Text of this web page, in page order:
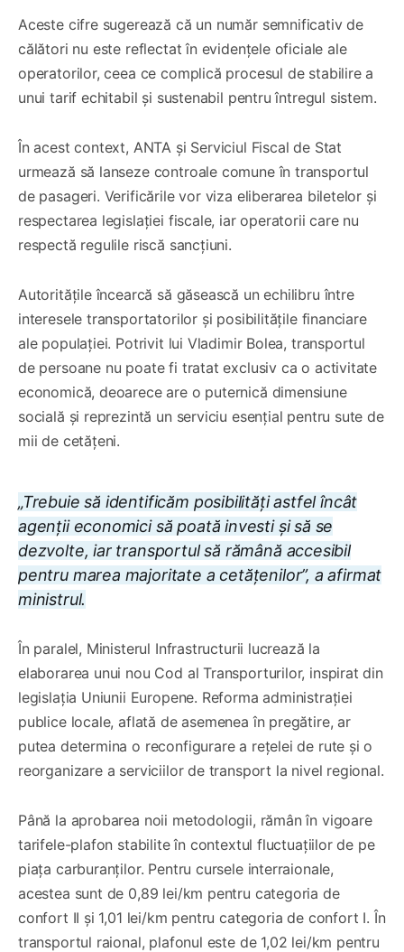
Aceste cifre sugerează că un număr semnificativ de
călători nu este reflectat în evidențele oficiale ale
operatorilor, ceea ce complică procesul de stabilire a
unui tarif echitabil și sustenabil pentru întregul sistem.
În acest context, ANTA și Serviciul Fiscal de Stat
urmează să lanseze controale comune în transportul
de pasageri. Verificările vor viza eliberarea biletelor și
respectarea legislației fiscale, iar operatorii care nu
respectă regulile riscă sancțiuni.
Autoritățile încearcă să găsească un echilibru între
interesele transportatorilor și posibilitățile financiare
ale populației. Potrivit lui Vladimir Bolea, transportul
de persoane nu poate fi tratat exclusiv ca o activitate
economică, deoarece are o puternică dimensiune
socială și reprezintă un serviciu esențial pentru sute de
mii de cetățeni.
„Trebuie să identificăm posibilități astfel încât
agenții economici să poată investi și să se
dezvolte, iar transportul să rămână accesibil
pentru marea majoritate a cetățenilor”, a afirmat
ministrul.
În paralel, Ministerul Infrastructurii lucrează la
elaborarea unui nou Cod al Transporturilor, inspirat din
legislația Uniunii Europene. Reforma administrației
publice locale, aflată de asemenea în pregătire, ar
putea determina o reconfigurare a rețelei de rute și o
reorganizare a serviciilor de transport la nivel regional.
Până la aprobarea noii metodologii, rămân în vigoare
tarifele-plafon stabilite în contextul fluctuațiilor de pe
piața carburanților. Pentru cursele interraionale,
acestea sunt de 0,89 lei/km pentru categoria de
confort II și 1,01 lei/km pentru categoria de confort I. În
transportul raional, plafonul este de 1,02 lei/km pentru